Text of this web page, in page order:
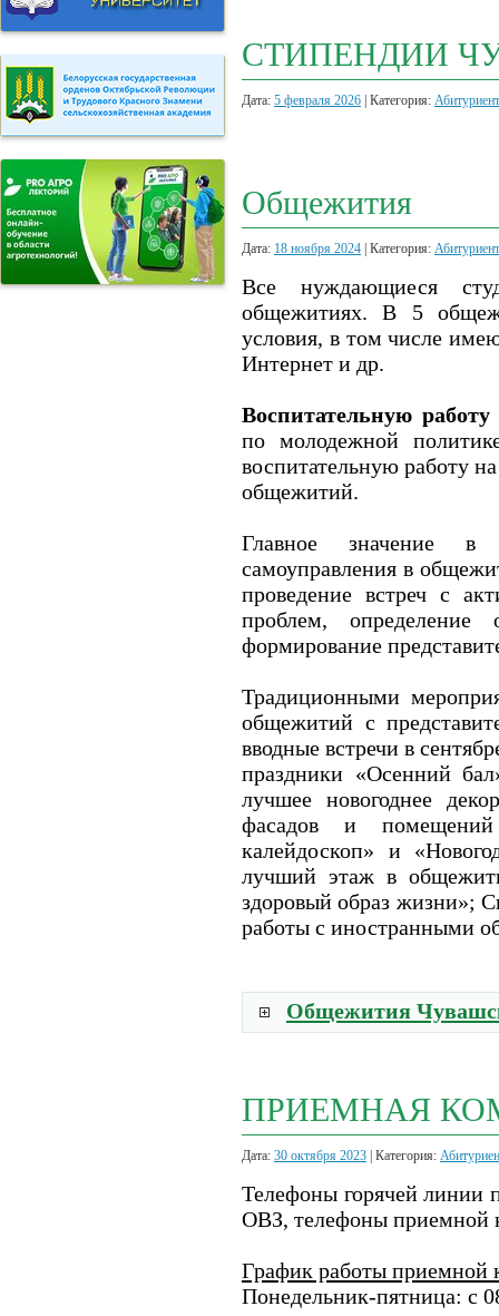
СТИПЕНДИИ
Дата: 5 февраля 2026 | Категория:
Общежития
Дата: 18 ноября 2024 | Категория:
Все нуждающиеся
общежитиях. В 5
условия, в том числе
Интернет и др.
Воспитательную работу
по молодежной
воспитательную работу
общежитий.
Главное значение в
самоуправления в
проведение встреч с
проблем, определение
формирование
Традиционными
общежитий с
вводные встречи в
праздники «Осенний
лучшее новогоднее
фасадов и
калейдоскоп» и
лучший этаж в
здоровый образ жизни»;
работы с иностранными
Общежития
ПРИЕМНАЯ
Дата: 30 октября 2023 | Категория:
Телефоны горячей линии
ОВЗ, телефоны приемной
График работы приемной
Понедельник-пятница: с